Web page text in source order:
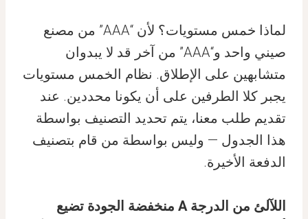
لماذا خمس مستويات؟ لأن “AAA” من مصنع
صيني واحد و“AAA” من آخر قد لا يبدوان
متشابهين على الإطلاق. نظام الخمس مستويات
يجبر كلا الطرفين على أن يكونا محددين. عند
تقديم طلب معنا، يتم تحديد التصنيف بواسطة
هذا الجدول — وليس بواسطة من قام بتصنيف
الدفعة الأخيرة.
اللآلئ من الدرجة A منخفضة الجودة تضيع